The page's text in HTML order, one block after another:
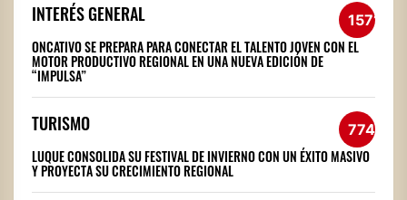
INTERÉS GENERAL 1571
ONCATIVO SE PREPARA PARA CONECTAR EL TALENTO JOVEN CON EL
MOTOR PRODUCTIVO REGIONAL EN UNA NUEVA EDICIÓN DE
“IMPULSA”
TURISMO 774
LUQUE CONSOLIDA SU FESTIVAL DE INVIERNO CON UN ÉXITO MASIVO
Y PROYECTA SU CRECIMIENTO REGIONAL